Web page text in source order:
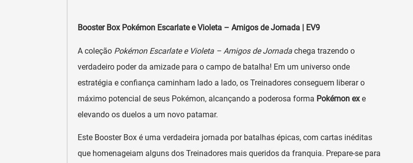
Booster Box Pokémon Escarlate e Violeta – Amigos de Jornada | EV9
A coleção Pokémon Escarlate e Violeta – Amigos de Jornada chega trazendo o
verdadeiro poder da amizade para o campo de batalha! Em um universo onde
estratégia e confiança caminham lado a lado, os Treinadores conseguem liberar o
máximo potencial de seus Pokémon, alcançando a poderosa forma Pokémon exe
elevando os duelos a um novo patamar.
Este Booster Box é uma verdadeira jornada por batalhas épicas, com cartas inéditas
que homenageiam alguns dos Treinadores mais queridos da franquia. Prepare-se para